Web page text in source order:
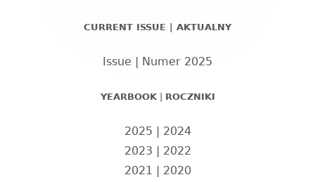
CURRENT ISSUE | AKTUALNY
Issue | Numer 2025
YEARBOOK| ROCZNIKI
2025 | 2024
2023 | 2022
2021 | 2020